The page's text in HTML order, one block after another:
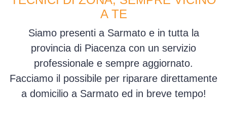
A TE
Siamo presenti a Sarmato e in tutta la
provincia di Piacenza con un servizio
professionale e sempre aggiornato.
Facciamo il possibile per riparare direttamente
a domicilio a Sarmato ed in breve tempo!